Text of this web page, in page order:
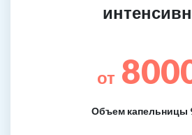
от
Объем капельницы